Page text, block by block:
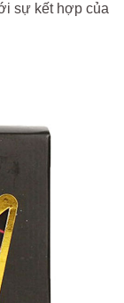
sự kết hợp của